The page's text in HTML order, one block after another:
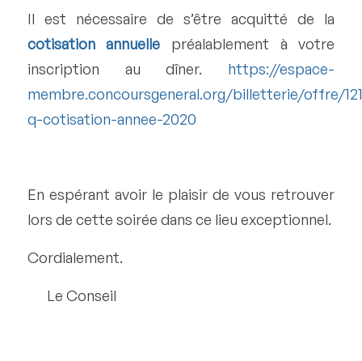
Il est nécessaire de s’être acquitté de la
cotisation annuelle préalablement à votre
inscription au dîner. https://espace-
membre.concoursgeneral.org/billetterie/offre/
q-cotisation-annee-2020
En espérant avoir le plaisir de vous retrouver
lors de cette soirée dans ce lieu exceptionnel.
Cordialement.
Le Conseil